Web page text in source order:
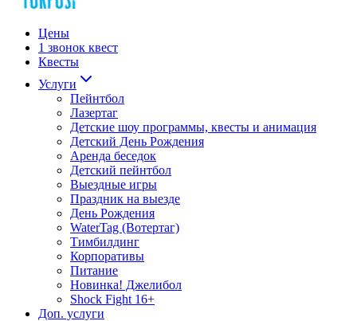
Цены
1 звонок квест
Квесты
Услуги
Пейнтбол
Лазертаг
Детские шоу программы, квесты и анимация
Детский День Рождения
Аренда беседок
Детский пейнтбол
Выездные игры
Праздник на выезде
День Рождения
WaterTag (Вотертаг)
Тимбилдинг
Корпоративы
Питание
Новинка! Джелибол
Shock Fight 16+
Доп. услуги